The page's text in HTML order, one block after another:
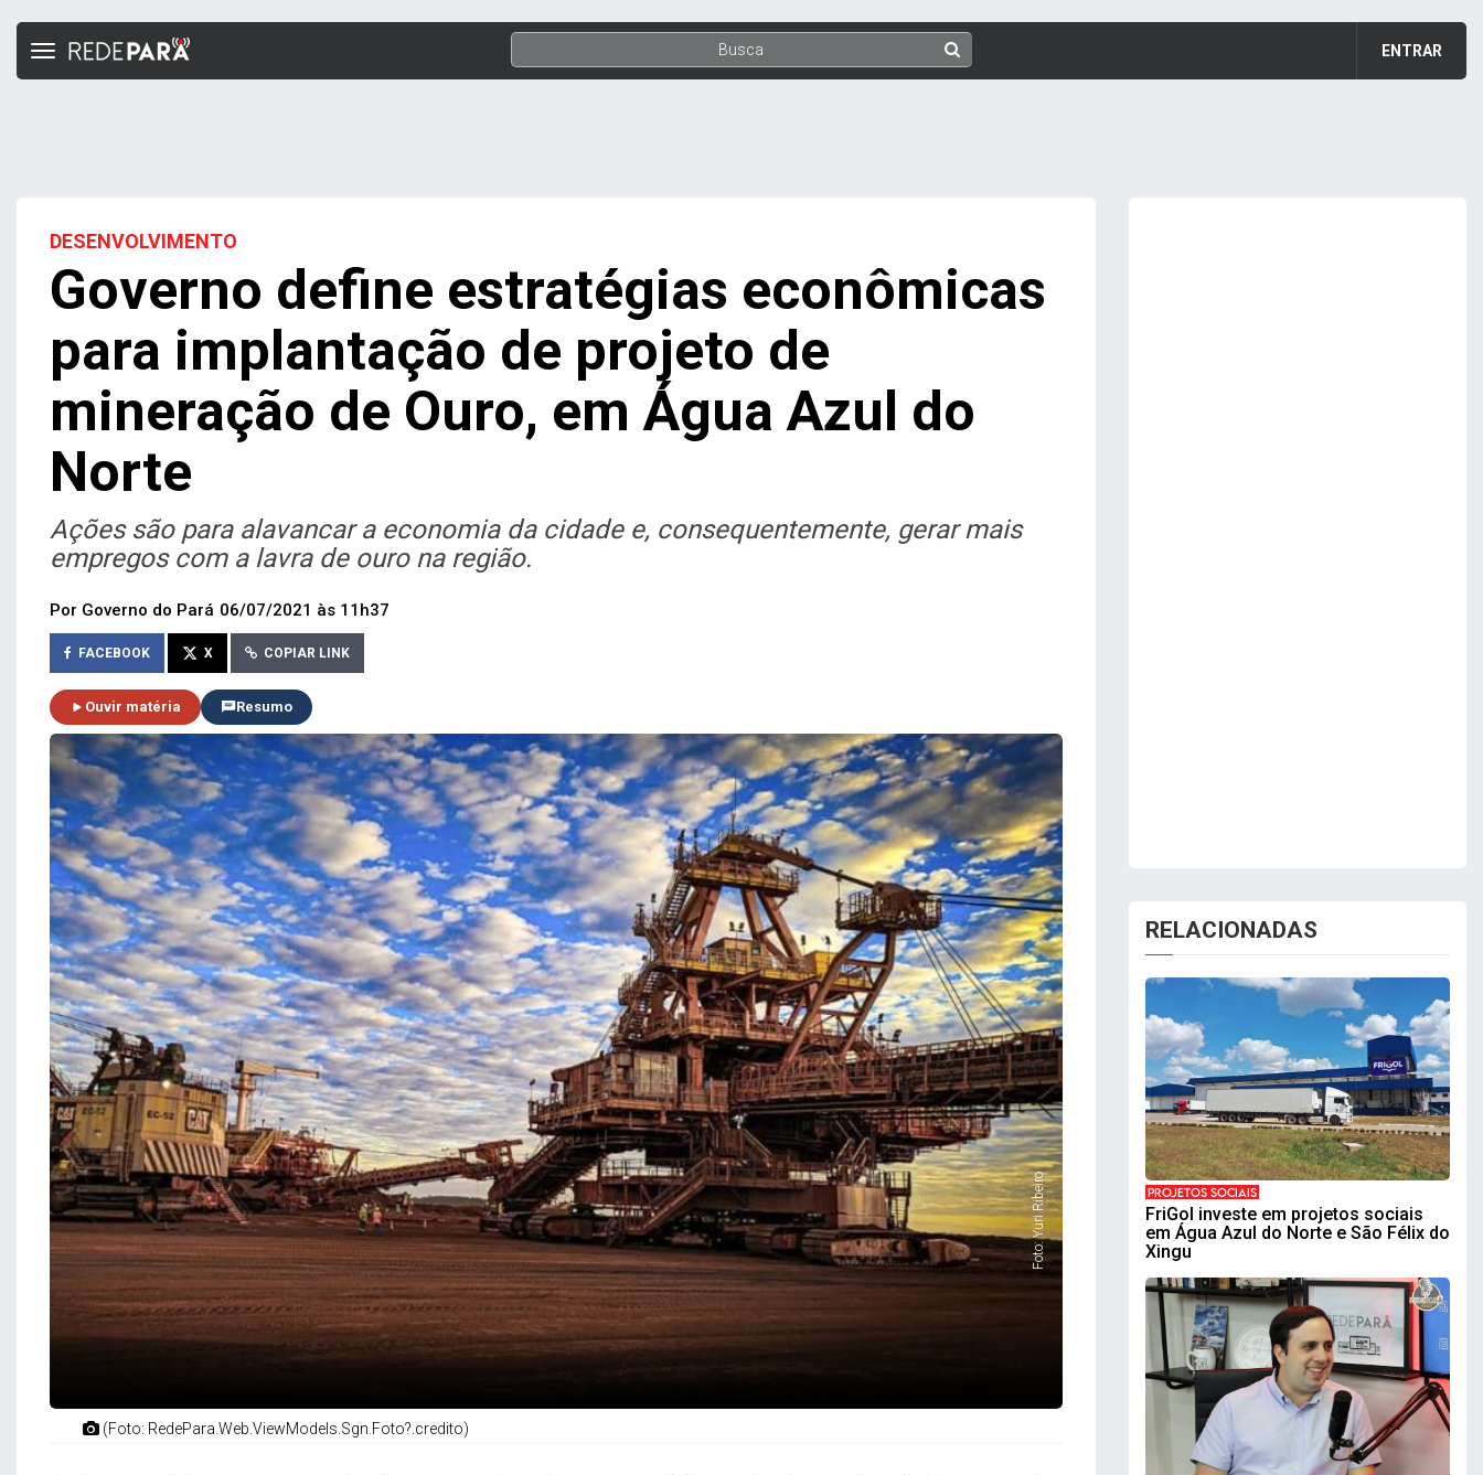
ENTRAR
Toggle
DESENVOLVIMENTO
Governo define estratégias econômicas
para implantação de projeto de
mineração de Ouro, em Água Azul do
Norte
Ações são para alavancar a economia da cidade e, consequentemente, gerar mais
empregos com a lavra de ouro na região.
Por Governo do Pará 06/07/2021 às 11h37
FACEBOOK X COPIAR LINK
Ouvir matéria Resumo
Foto: Yuri Ribeiro
(Foto: RedePara.Web.ViewModels.Sgn.Foto?.credito)
RELACIONADAS
PROJETOS SOCIAIS
FriGol investe em projetos sociais
em Água Azul do Norte e São Félix do
Xingu